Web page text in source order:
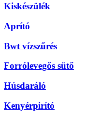
Kiskészülék
Aprító
Bwt vízszűrés
Forrólevegős sütő
Húsdaráló
Kenyérpirító